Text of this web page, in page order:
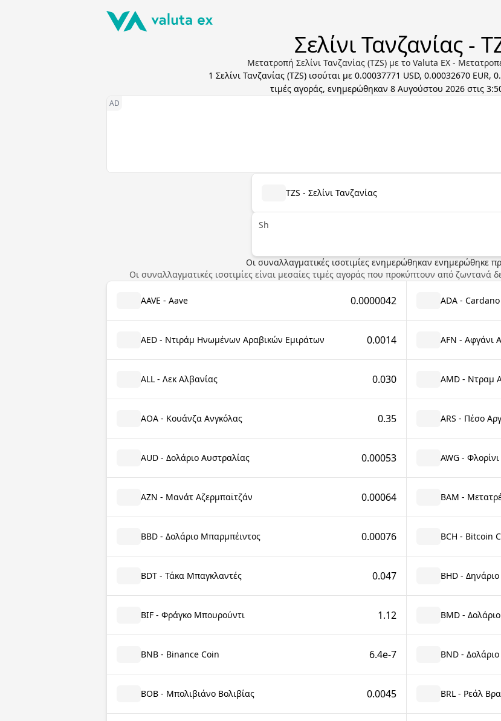
Σελίνι Τανζανίας -
Μετατροπή Σελίνι Τανζανίας (TZS) με το Valuta EX -
1 Σελίνι Τανζανίας (TZS) ισούται με 0.00037771 USD, 0.00032670 EUR,
τιμές αγοράς, ενημερώθηκαν 8 Αυγούστου 2026 στις
TZS - Σελίνι Τανζανίας
Sh
Οι συναλλαγματικές ισοτιμίες ενημερώθηκαν ενημερώθηκε
Οι συναλλαγματικές ισοτιμίες είναι μεσαίες τιμές αγοράς που προκύπτουν από
AAVE - Aave 0.0000042 ADA - Cardano
AED - Ντιράμ Ηνωμένων Αραβικών Εμιράτων 0.0014 AFN - Αφγάνι
ALL - Λεκ Αλβανίας 0.030 AMD - Ντραμ
AOA - Κουάνζα Ανγκόλας 0.35 ARS - Πέσο
AUD - Δολάριο Αυστραλίας 0.00053 AWG -
AZN - Μανάτ Αζερμπαϊτζάν 0.00064 BAM -
BBD - Δολάριο Μπαρμπέιντος 0.00076 BCH - Bitcoin
BDT - Τάκα Μπαγκλαντές 0.047 BHD -
BIF - Φράγκο Μπουρούντι 1.12 BMD -
BNB - Binance Coin 6.4e-7 BND -
BOB - Μπολιβιάνο Βολιβίας 0.0045 BRL - Ρεάλ